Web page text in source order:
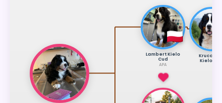
Lambert Kielo
Cud
APA
Kruca
Kielo